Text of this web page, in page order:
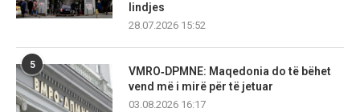
lindjes
28.07.2026 15:52
5
VMRO‑DPMNE: Maqedonia do të bëhet
vend më i mirë për të jetuar
03.08.2026 16:17